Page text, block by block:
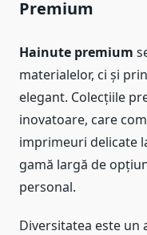
Premium
Hainute premium
materialelor, ci și
elegant. Colecțiile
inovatoare, care
imprimeuri delicate
gamă largă de
personal.
Diversitatea este un